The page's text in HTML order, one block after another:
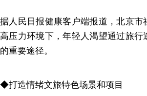
据人民日报健康客户端报道，北京
高压力环境下，年轻人渴望通过旅
的重要途径。
◆打造情绪文旅特色场景和项目